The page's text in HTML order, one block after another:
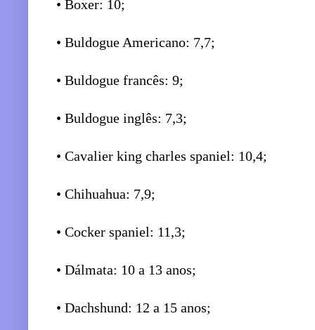
• Boxer: 10;
• Buldogue Americano: 7,7;
• Buldogue francês: 9;
• Buldogue inglês: 7,3;
• Cavalier king charles spaniel: 10,4;
• Chihuahua: 7,9;
• Cocker spaniel: 11,3;
• Dálmata: 10 a 13 anos;
• Dachshund: 12 a 15 anos;